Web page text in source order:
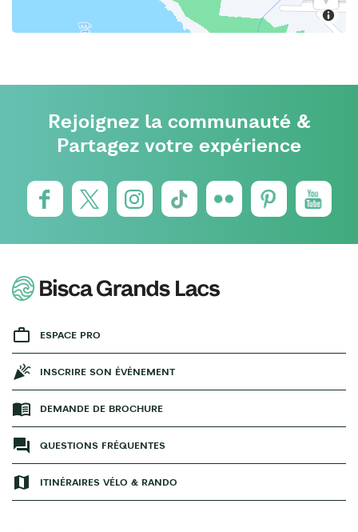
Rejoignez la communauté &
Partagez votre expérience
ESPACE PRO
INSCRIRE SON ÉVÉNEMENT
DEMANDE DE BROCHURE
QUESTIONS FRÉQUENTES
ITINÉRAIRES VÉLO & RANDO